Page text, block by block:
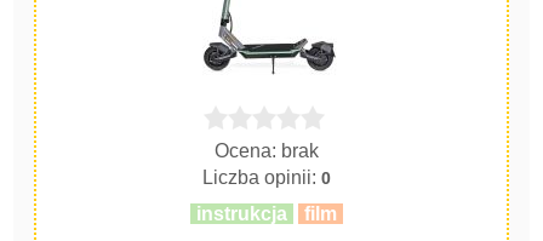
Ocena: brak
Liczba opinii:0
instrukcja film